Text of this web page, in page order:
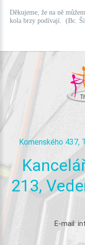
Děkujeme, že na ně
kola brzy podívají. (Bc.
Komenského 437,
213,
E-mail: